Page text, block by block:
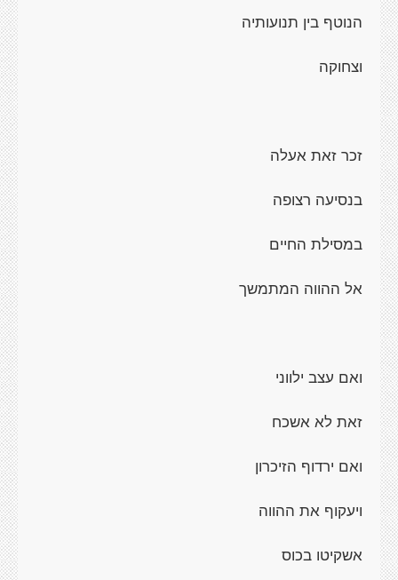
הנוטף בין תנועותיה
וצחוקה
זכר זאת אעלה
בנסיעה רצופה
במסילת החיים
אל ההווה המתמשך
ואם עצב ילווני
זאת לא אשכח
ואם ירדוף הזיכרון
ויעקוף את ההווה
אשקיטו בכוס